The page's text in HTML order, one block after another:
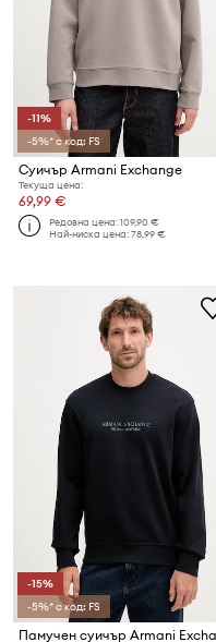
-11%
-5%* с код: FS
Суичър Armani Exchange
Текуща цена:
69,99 €
Редовна цена:109,90 €
Най-ниска цена:78,99 €
-15%
-5%* с код: FS